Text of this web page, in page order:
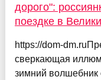
дорого":
поездке в
https://dom-
сверкающая
зимний волшебник